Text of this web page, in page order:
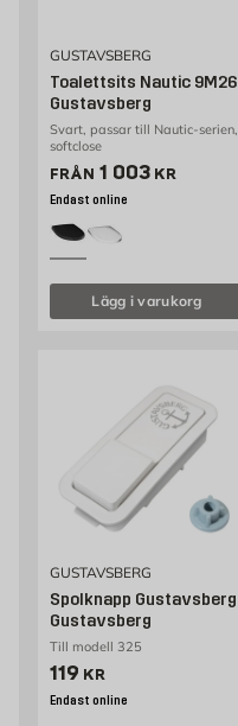
GUSTAVSBERG
Toalettsits Nautic 9M26
Gustavsberg
Svart, passar till Nautic-serien,
softclose
FRÅN Pris 917 kr
1 003 KR
Endast online
Lägg i varukorg
GUSTAVSBERG
Spolknapp Gustavsberg
Gustavsberg
Till modell 325
Pris 119 kr
119 KR
Endast online